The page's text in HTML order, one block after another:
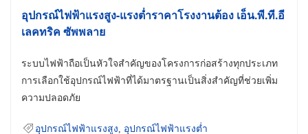
อุปกรณ์ไฟฟ้าแรงสูง-แรงต่ำราคาโรงงานต้อง เอ็น.พี.ที.อี
เลคทริค ซัพพลาย
ระบบไฟฟ้าถือเป็นหัวใจสำคัญของโครงการก่อสร้างทุกประเภท
การเลือกใช้อุปกรณ์ไฟฟ้าที่ได้มาตรฐานเป็นสิ่งสำคัญที่ช่วยเพิ่ม
ความปลอดภัย
อุปกรณ์ไฟฟ้าแรงสูง อุปกรณ์ไฟฟ้าแรงต่ำ